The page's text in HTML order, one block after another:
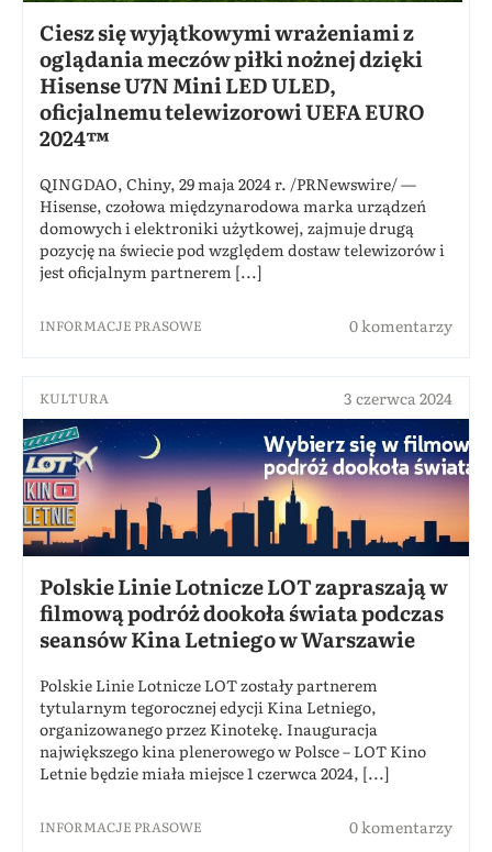
Ciesz się wyjątkowymi wrażeniami z
oglądania meczów piłki nożnej dzięki
Hisense U7N Mini LED ULED,
oficjalnemu telewizorowi UEFA EURO
2024™
QINGDAO, Chiny, 29 maja 2024 r. /PRNewswire/ —
Hisense, czołowa międzynarodowa marka urządzeń
domowych i elektroniki użytkowej, zajmuje drugą
pozycję na świecie pod względem dostaw telewizorów i
jest oficjalnym partnerem [...]
INFORMACJE PRASOWE 0 komentarzy
KULTURA 3 czerwca 2024
Polskie Linie Lotnicze LOT zapraszają w
filmową podróż dookoła świata podczas
seansów Kina Letniego w Warszawie
Polskie Linie Lotnicze LOT zostały partnerem
tytularnym tegorocznej edycji Kina Letniego,
organizowanego przez Kinotekę. Inauguracja
największego kina plenerowego w Polsce – LOT Kino
Letnie będzie miała miejsce 1 czerwca 2024, [...]
INFORMACJE PRASOWE 0 komentarzy